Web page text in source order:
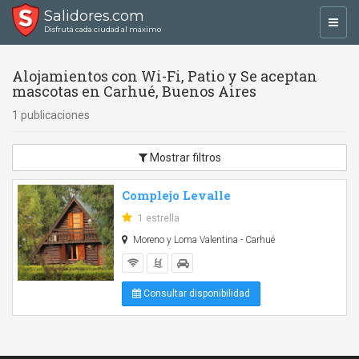
Salidores.com
Disfrutá cada ciudad al máximo
Alojamientos con Wi-Fi, Patio y Se aceptan
mascotas en Carhué, Buenos Aires
1 publicaciones
Mostrar filtros
Complejo Levalle
1 estrella
Moreno y Loma Valentina - Carhué
Consultar disponibilidad